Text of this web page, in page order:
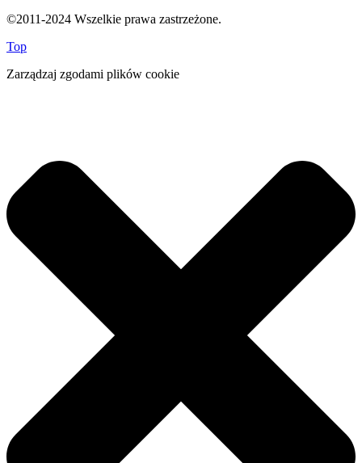
©2011-2024 Wszelkie prawa zastrzeżone.
Top
Zarządzaj zgodami plików cookie